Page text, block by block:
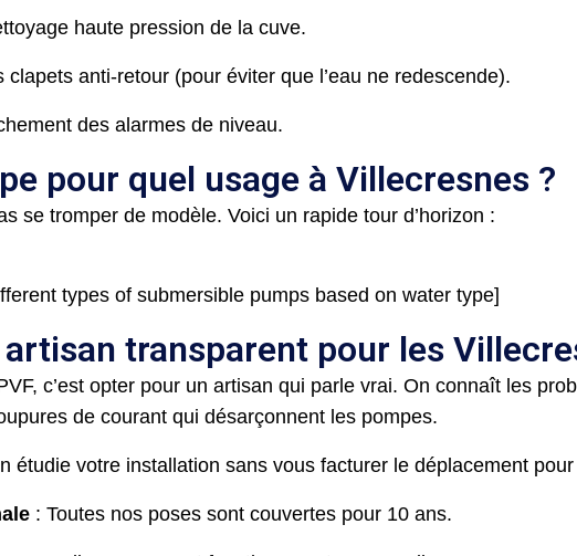
haute pression de la cuve.
clapets anti-retour (pour éviter que l’eau ne redescende).
des alarmes de niveau.
pour quel usage à Villecresnes ?
se tromper de modèle. Voici un rapide tour d’horizon :
types of submersible pumps based on water type]
artisan transparent pour les
c’est opter pour un artisan qui parle vrai. On connaît les
de courant qui désarçonnent les pompes.
étudie votre installation sans vous facturer le déplacement
: Toutes nos poses sont couvertes pour 10 ans.